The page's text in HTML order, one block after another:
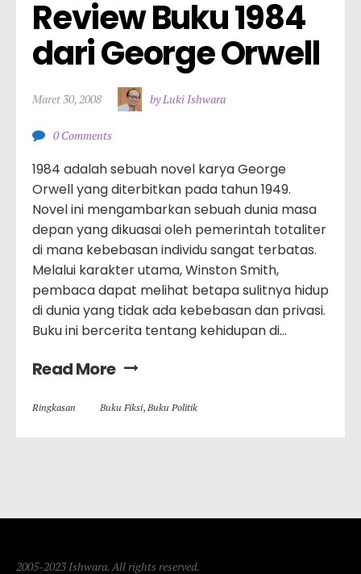
Review Buku 1984
dari George Orwell
Maret 30, 2008 by Luki Ishwara
0 Comments
1984 adalah sebuah novel karya George
Orwell yang diterbitkan pada tahun 1949.
Novel ini mengambarkan sebuah dunia masa
depan yang dikuasai oleh pemerintah totaliter
di mana kebebasan individu sangat terbatas.
Melalui karakter utama, Winston Smith,
pembaca dapat melihat betapa sulitnya hidup
di dunia yang tidak ada kebebasan dan privasi.
Buku ini bercerita tentang kehidupan di…
Read More
Ringkasan Buku Fiksi, Buku Politik
2005-2023 Ishwara. All rights reserved.